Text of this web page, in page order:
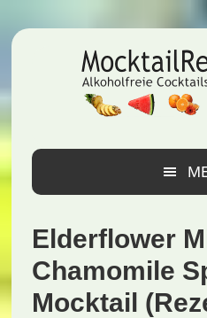
Hauptnavigation
Inhalt
Seitenspalte
Elderflower
Chamomile
Mocktail